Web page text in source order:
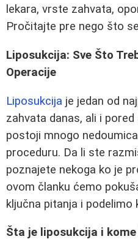
lekara, vrste zahvata,
Pročitajte pre nego što
Liposukcija: Sve Što
Operacije
Liposukcija je jedan od
zahvata danas, ali i
postoji mnogo
proceduru. Da li ste
poznajete nekoga ko je
ovom članku ćemo
ključna pitanja i podelimo
Šta je liposukcija i